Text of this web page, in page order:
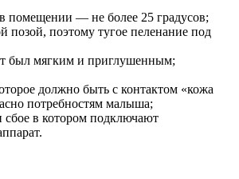
помещении — не более 25 градусов;
позой, поэтому тугое пеленание под
был мягким и приглушенным;
должно быть с контактом «кожа
потребностям малыша;
в котором подключают